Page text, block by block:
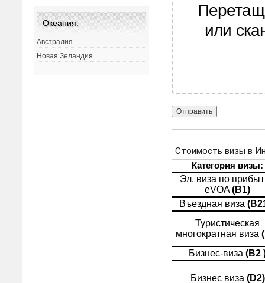
или
Океания:
Австралия
Новая Зеландия